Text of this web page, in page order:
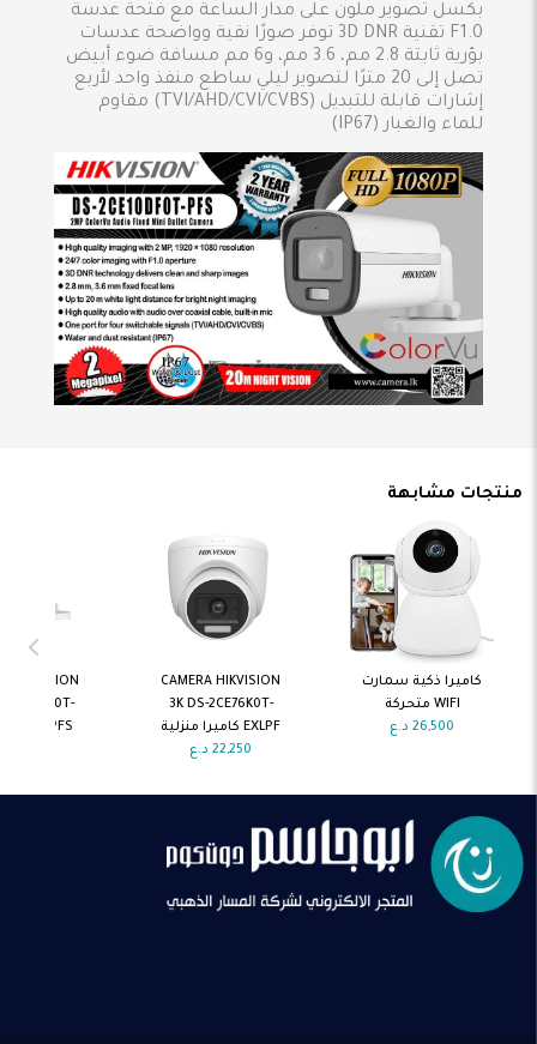
بكسل تصوير ملون على مدار الساعة مع فتحة عدسة
F1.0 تقنية 3D DNR توفر صورًا نقية وواضحة عدسات
بؤرية ثابتة 2.8 مم، 3.6 مم، و6 مم مسافة ضوء أبيض
تصل إلى 20 مترًا لتصوير ليلي ساطع منفذ واحد لأربع
إشارات قابلة للتبديل (TVI/AHD/CVI/CVBS) مقاوم
للماء والغبار (IP67)
منتجات مشابهة
اضف الى
السلة
كاميرا ذكية سمارت
WIFI متحركة
26,500 د.ع
اضف الى
السلة
CAMERA HIKVISION
3K DS-2CE76K0T-
EXLPF كاميرا منزلية
22,250 د.ع
HIKVISION
PFS كاميرا منزلية